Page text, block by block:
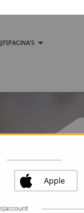
Apple